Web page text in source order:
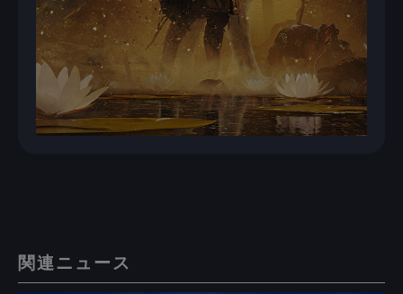
関連ニュース